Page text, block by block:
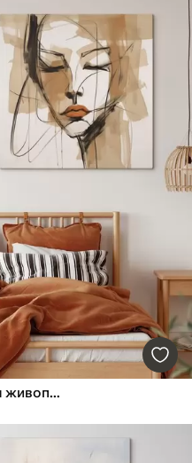
Абстрактний портрет, імітація живопису